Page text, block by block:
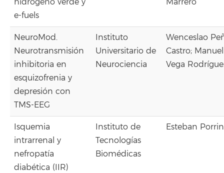
e-fuels
NeuroMod.
Neurotransmisión
inhibitoria en
esquizofrenia y
depresión con
TMS-EEG
Instituto
Universitario de
Neurociencia
Wenceslao
Castro;
Vega
Isquemia
intrarrenal y
nefropatía
diabética (IIR)
Instituto de
Tecnologías
Biomédicas
Esteban